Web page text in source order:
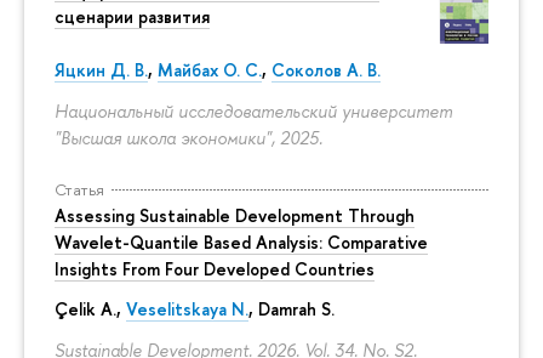
сценарии развития
Яцкин Д. В., Майбах О. С., Соколов А. В.
Национальный исследовательский университет
"Высшая школа экономики", 2025.
Статья
Assessing Sustainable Development Through
Wavelet-Quantile Based Analysis: Comparative
Insights From Four Developed Countries
Çelik A., Veselitskaya N., Damrah S.
Sustainable Development. 2026. Vol. 34. No. S2.